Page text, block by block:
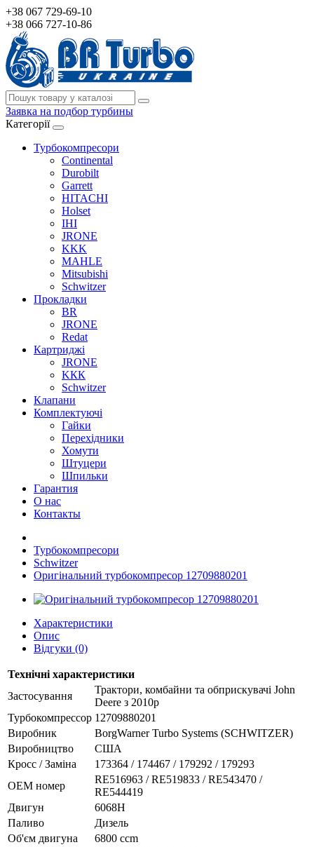
+38 067 729-69-10
+38 066 727-10-86
Заявка на подбор турбины
Категорії
Турбокомпресори
Continental
Durobilt
Garrett
HITACHI
Holset
IHI
JRONE
KKK
MAHLE
Mitsubishi
Schwitzer
Прокладки
BR
JRONE
Redat
Картриджі
JRONE
KКК
Schwitzer
Клапани
Комплектуючі
Гайки
Перехідники
Хомути
Штуцери
Шпильки
Гарантия
О нас
Контакты
Турбокомпресори
Schwitzer
Оригінальний турбокомпресор 12709880201
Характеристики
Опис
Відгуки (0)
Технічні характеристики
Застосування
Трактори, комбайни та обприскувачі John
Deere з 2010р
Турбокомпрессор 12709880201
Виробник
BorgWarner Turbo Systems (SCHWITZER)
Виробництво
США
Кросс / Заміна
173364 / 174467 / 179292 / 179293
ОЕМ номер
RE516963 / RE519833 / RE543470 /
RE544419
Двигун
6068H
Паливо
Дизель
Об'єм двигуна
6800 ccm